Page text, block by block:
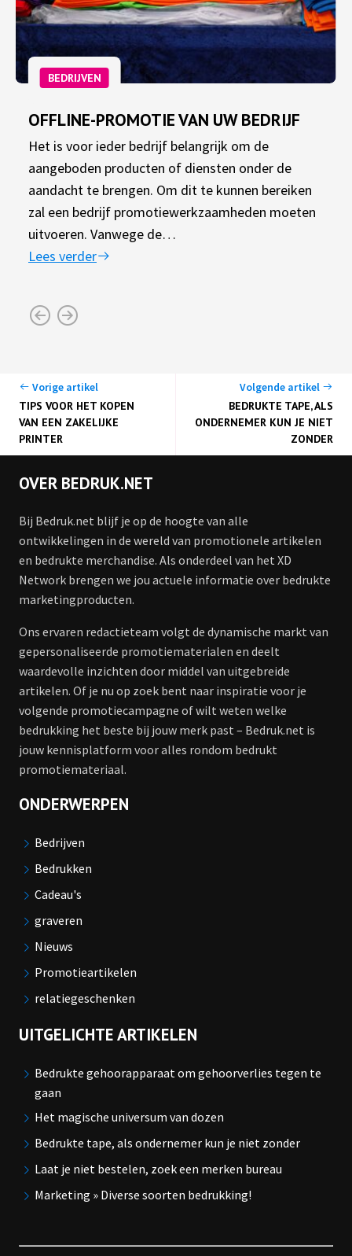
BEDRIJVEN
OFFLINE-PROMOTIE VAN UW BEDRIJF
Het is voor ieder bedrijf belangrijk om de
aangeboden producten of diensten onder de
aandacht te brengen. Om dit te kunnen bereiken
zal een bedrijf promotiewerkzaamheden moeten
uitvoeren. Vanwege de…
Lees verder
Vorige artikel
TIPS VOOR HET KOPEN
VAN EEN ZAKELIJKE
PRINTER
Volgende artikel
BEDRUKTE TAPE, ALS
ONDERNEMER KUN JE NIET
ZONDER
OVER BEDRUK.NET
Bij Bedruk.net blijf je op de hoogte van alle
ontwikkelingen in de wereld van promotionele artikelen
en bedrukte merchandise. Als onderdeel van het XD
Network brengen we jou actuele informatie over bedrukte
marketingproducten.
Ons ervaren redactieteam volgt de dynamische markt van
gepersonaliseerde promotiematerialen en deelt
waardevolle inzichten door middel van uitgebreide
artikelen. Of je nu op zoek bent naar inspiratie voor je
volgende promotiecampagne of wilt weten welke
bedrukking het beste bij jouw merk past – Bedruk.net is
jouw kennisplatform voor alles rondom bedrukt
promotiemateriaal.
ONDERWERPEN
Bedrijven
Bedrukken
Cadeau's
graveren
Nieuws
Promotieartikelen
relatiegeschenken
UITGELICHTE ARTIKELEN
Bedrukte gehoorapparaat om gehoorverlies tegen te
gaan
Het magische universum van dozen
Bedrukte tape, als ondernemer kun je niet zonder
Laat je niet bestelen, zoek een merken bureau
Marketing » Diverse soorten bedrukking!